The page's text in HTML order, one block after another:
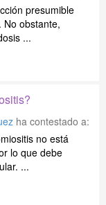
presumible
No obstante,
...
ha contestado a:
no está
lo que debe
...